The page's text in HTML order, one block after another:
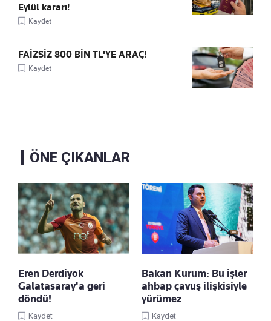
Eylül kararı!
Kaydet
FAİZSİZ 800 BİN TL'YE ARAÇ!
Kaydet
ÖNE ÇIKANLAR
Eren Derdiyok
Galatasaray'a geri
döndü!
Kaydet
Bakan Kurum: Bu işler
ahbap çavuş ilişkisiyle
yürümez
Kaydet